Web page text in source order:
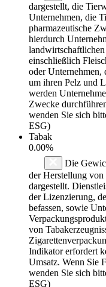
dargestellt, die
Unternehmen, die
pharmazeutische
hierdurch
einschließlich
oder Unternehmen,
um ihren Pelz und
werden
Zwecke
wenden Sie sich
ESG)
Tabak
0.00%
Die
der Herstellung von
dargestellt.
der Lizenzierung,
befassen, sowie
von
Indikator erfordert
Umsatz. Wenn Sie
wenden Sie sich
ESG)